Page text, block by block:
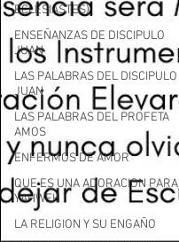
ECLESIASTES)
ENSEÑANZAS DE DISCIPULO
JUAN
LAS PALABRAS DEL DISCIPULO
JUAN
LAS PALABRAS DEL PROFETA
AMOS
ENFERMOS DE AMOR
QUE ES UNA ADORACION PARA
YAHWEH
LA RELIGION Y SU ENGAÑO